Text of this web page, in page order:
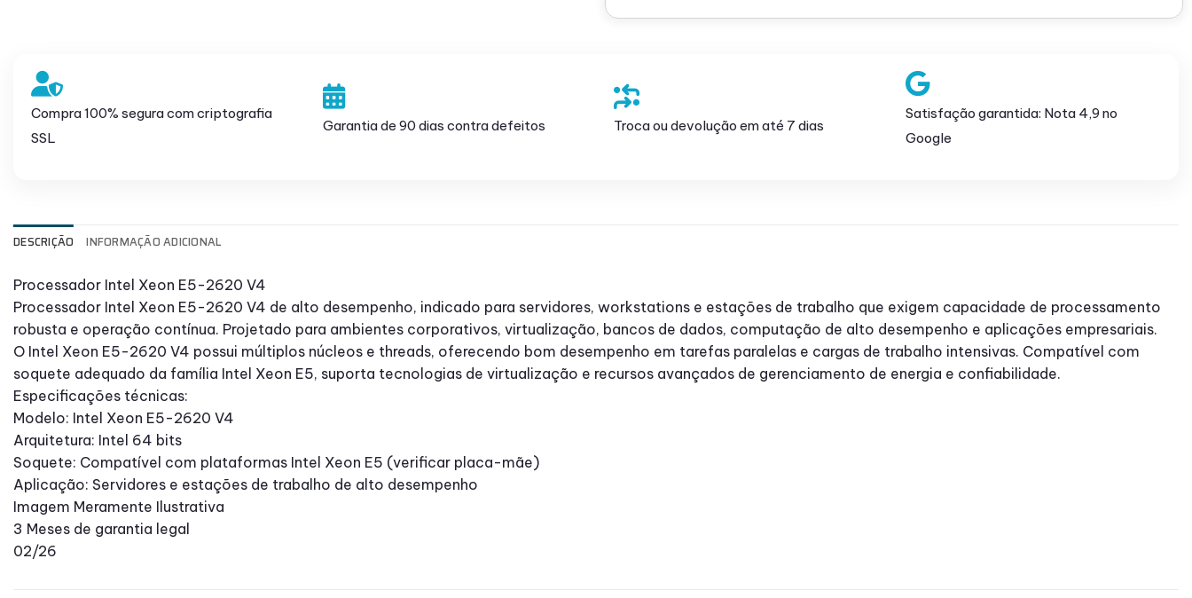
Compra 100% segura com criptografia
SSL
Garantia de 90 dias contra defeitos Troca ou devolução em até 7 dias
Satisfação garantida: Nota 4,9 no
Google
DESCRIÇÃO INFORMAÇÃO ADICIONAL
Processador Intel Xeon E5-2620 V4
Processador Intel Xeon E5-2620 V4 de alto desempenho, indicado para servidores, workstations e estações de trabalho que exigem capacidade de processamento
robusta e operação contínua. Projetado para ambientes corporativos, virtualização, bancos de dados, computação de alto desempenho e aplicações empresariais.
O Intel Xeon E5-2620 V4 possui múltiplos núcleos e threads, oferecendo bom desempenho em tarefas paralelas e cargas de trabalho intensivas. Compatível com
soquete adequado da família Intel Xeon E5, suporta tecnologias de virtualização e recursos avançados de gerenciamento de energia e confiabilidade.
Especificações técnicas:
Modelo: Intel Xeon E5-2620 V4
Arquitetura: Intel 64 bits
Soquete: Compatível com plataformas Intel Xeon E5 (verificar placa-mãe)
Aplicação: Servidores e estações de trabalho de alto desempenho
Imagem Meramente Ilustrativa
3 Meses de garantia legal
02/26